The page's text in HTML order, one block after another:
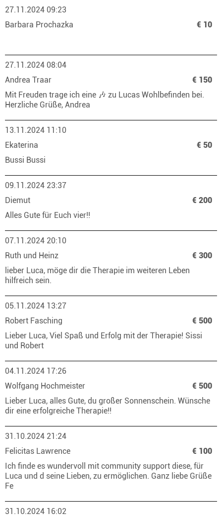
27.11.2024 09:23
Barbara Prochazka
€ 10
27.11.2024 08:04
Andrea Traar
€ 150
Mit Freuden trage ich eine 🎶 zu Lucas Wohlbefinden bei.
Herzliche Grüße, Andrea
13.11.2024 11:10
Ekaterina
€ 50
Bussi Bussi
09.11.2024 23:37
Diemut
€ 200
Alles Gute für Euch vier!!
07.11.2024 20:10
Ruth und Heinz
€ 300
lieber Luca, möge dir die Therapie im weiteren Leben
hilfreich sein.
05.11.2024 13:27
Robert Fasching
€ 500
Lieber Luca, Viel Spaß und Erfolg mit der Therapie! Sissi
und Robert
04.11.2024 17:26
Wolfgang Hochmeister
€ 500
Lieber Luca, alles Gute, du großer Sonnenschein. Wünsche
dir eine erfolgreiche Therapie!!
31.10.2024 21:24
Felicitas Lawrence
€ 100
Ich finde es wundervoll mit community support diese, für
Luca und d seine Lieben, zu ermöglichen. Ganz liebe Grüße
Fe
31.10.2024 16:02